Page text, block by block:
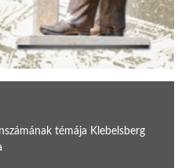
témája Klebelsberg